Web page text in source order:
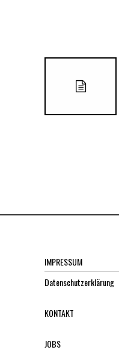
IMPRESSUM
Datenschutzerklärung
KONTAKT
JOBS